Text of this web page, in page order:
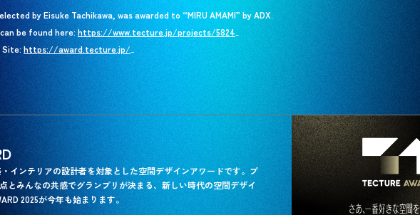
by Eisuke Tachikawa, was awarded to “MIRU AMAMI” by ADX.
be found here: https://www.tecture.jp/projects/5824
https://www.tecture.jp/projects/5824
Site: https://award.tecture.jp/
https://award.tecture.jp/
・インテリアの設計者を対象とした空間デザインアワードです。プ
とみんなの共感でグランプリが決まる、新しい時代の空間デザイ
2025が今年も始まります。